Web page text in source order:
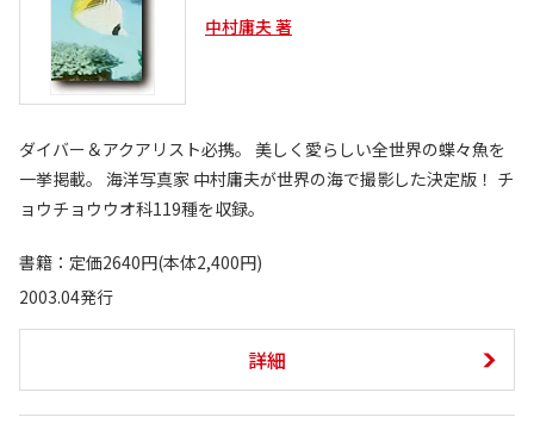
中村庸夫 著
ダイバー＆アクアリスト必携。 美しく愛らしい全世界の蝶々魚を
一挙掲載。 海洋写真家 中村庸夫が世界の海で撮影した決定版！ チ
ョウチョウウオ科119種を収録。
書籍：定価2640円(本体2,400円)
2003.04発行
詳細